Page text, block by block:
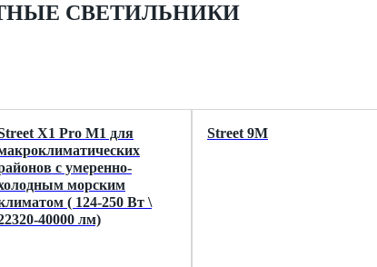
СВЕТИЛЬНИКИ
X1 Pro M1 для
с умеренно-
морским
( 124-250 Вт \
40000 лм)
Street 9M